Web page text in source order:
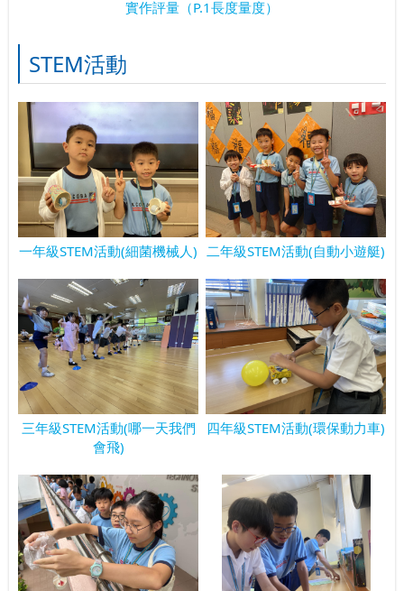
實作評量（P.1長度量度）
STEM活動
一年級STEM活動(細菌機械人) 二年級STEM活動(自動小遊艇)
三年級STEM活動(哪一天我們
會飛)
四年級STEM活動(環保動力車)